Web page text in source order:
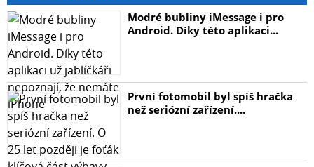
- symetrické vstupy XLR/TRS
- přepínatelná fáze
- nastavitelná dolní propust
- dvoupolohová horní propust (pouze Thru)
- úsporný režim a možnost footswitche
Modré bubliny iMessage i pro
Android. Díky této aplikaci...
První fotomobil byl spíš hračka
než seriózní zařízení....